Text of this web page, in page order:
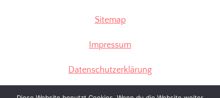
Sitemap
Impressum
Datenschutzerklärung